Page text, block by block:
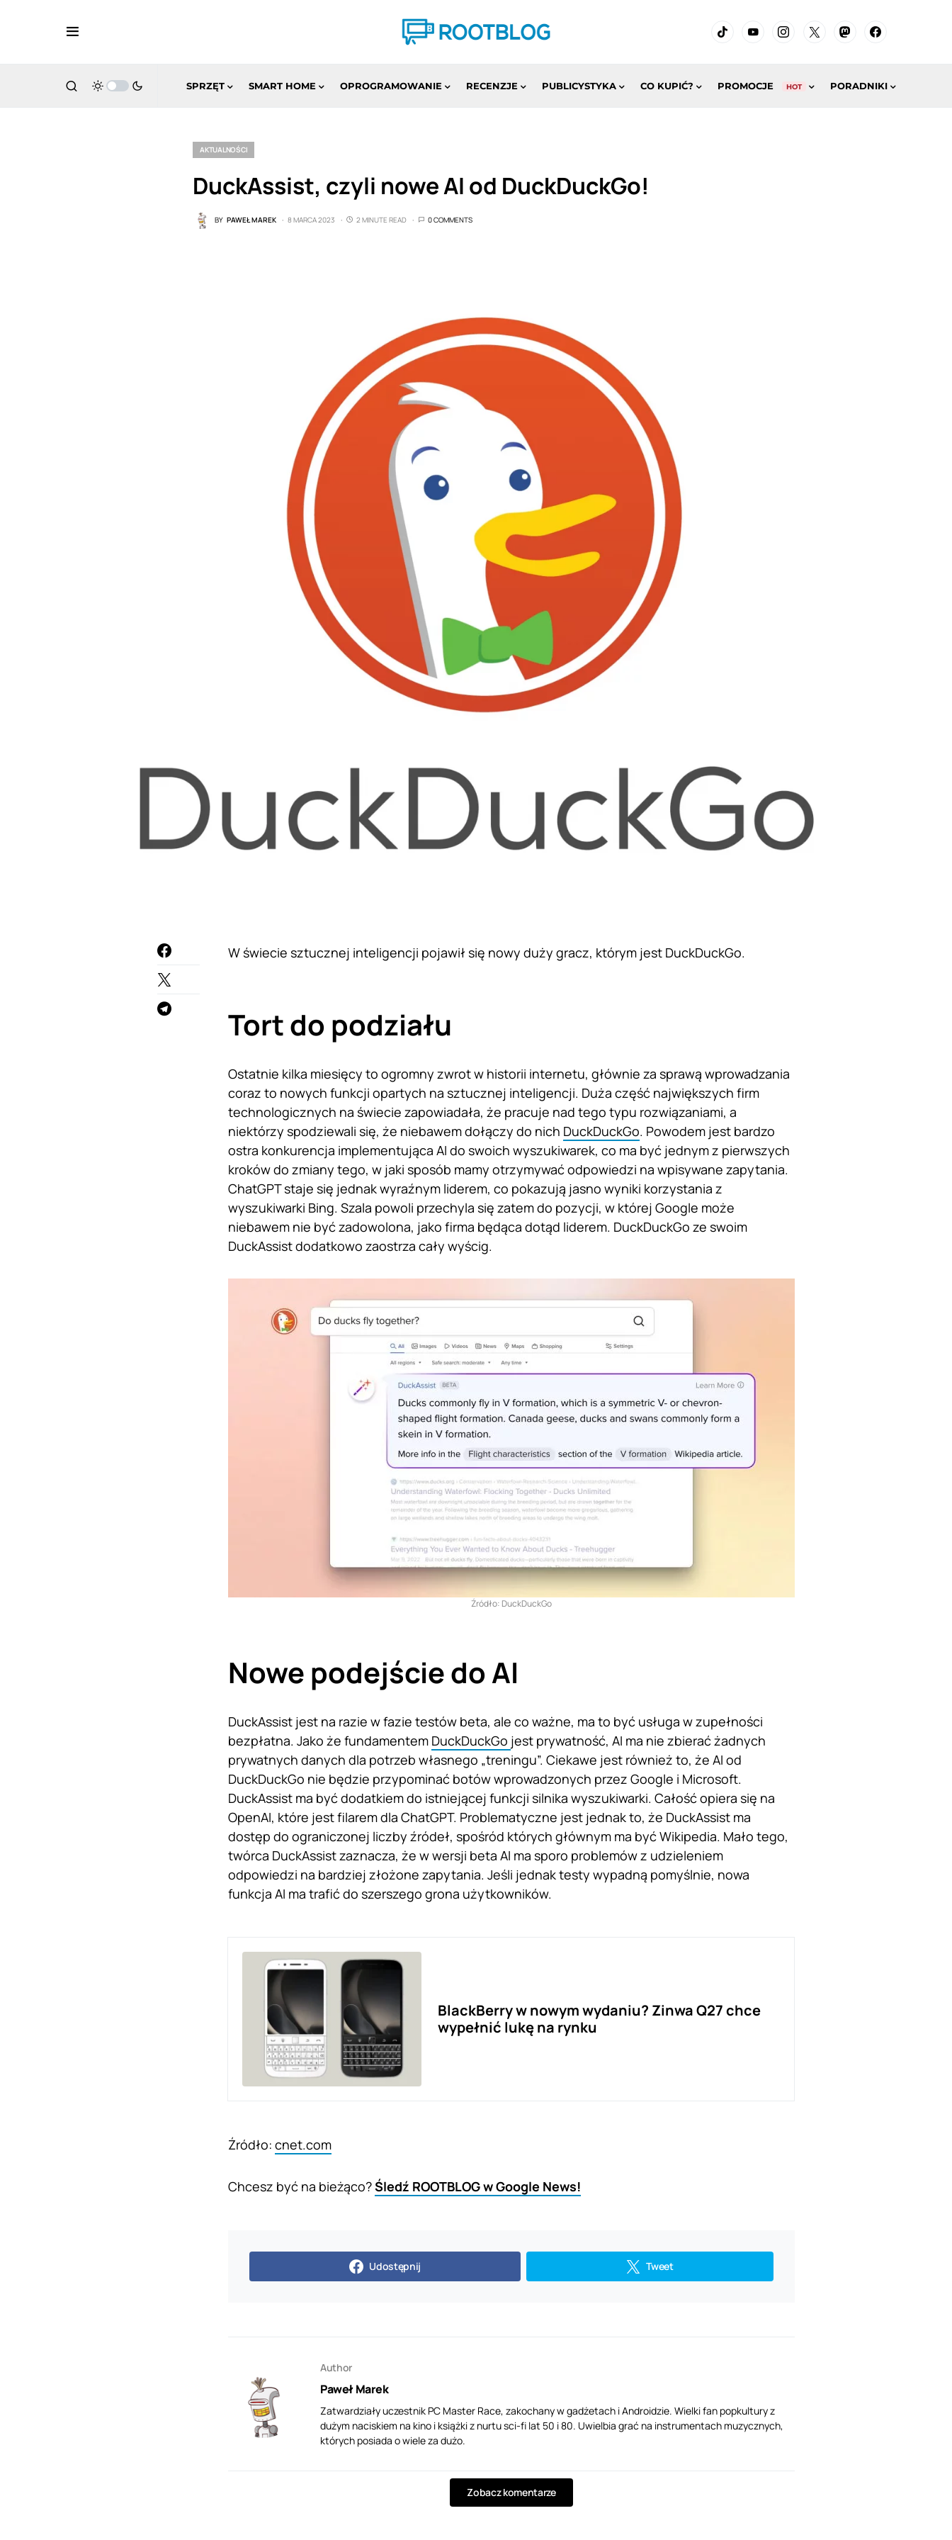
SPRZĘT SMART HOME OPROGRAMOWANIE RECENZJE PUBLICYSTYKA CO KUPIĆ? PROMOCJE HOT PORADNIKI
AKTUALNOŚCI
DuckAssist, czyli nowe AI od DuckDuckGo!
BY PAWEŁ MAREK 8 MARCA 2023 2 MINUTE READ 0 COMMENTS
W świecie sztucznej inteligencji pojawił się nowy duży gracz, którym jest DuckDuckGo.
Tort do podziału
Ostatnie kilka miesięcy to ogromny zwrot w historii internetu, głównie za sprawą wprowadzania
coraz to nowych funkcji opartych na sztucznej inteligencji. Duża część największych firm
technologicznych na świecie zapowiadała, że pracuje nad tego typu rozwiązaniami, a
niektórzy spodziewali się, że niebawem dołączy do nich DuckDuckGo. Powodem jest bardzo
ostra konkurencja implementująca AI do swoich wyszukiwarek, co ma być jednym z pierwszych
kroków do zmiany tego, w jaki sposób mamy otrzymywać odpowiedzi na wpisywane zapytania.
ChatGPT staje się jednak wyraźnym liderem, co pokazują jasno wyniki korzystania z
wyszukiwarki Bing. Szala powoli przechyla się zatem do pozycji, w której Google może
niebawem nie być zadowolona, jako firma będąca dotąd liderem. DuckDuckGo ze swoim
DuckAssist dodatkowo zaostrza cały wyścig.
Źródło: DuckDuckGo
Nowe podejście do AI
DuckAssist jest na razie w fazie testów beta, ale co ważne, ma to być usługa w zupełności
bezpłatna. Jako że fundamentem DuckDuckGo jest prywatność, AI ma nie zbierać żadnych
prywatnych danych dla potrzeb własnego „treningu”. Ciekawe jest również to, że AI od
DuckDuckGo nie będzie przypominać botów wprowadzonych przez Google i Microsoft.
DuckAssist ma być dodatkiem do istniejącej funkcji silnika wyszukiwarki. Całość opiera się na
OpenAI, które jest filarem dla ChatGPT. Problematyczne jest jednak to, że DuckAssist ma
dostęp do ograniczonej liczby źródeł, spośród których głównym ma być Wikipedia. Mało tego,
twórca DuckAssist zaznacza, że w wersji beta AI ma sporo problemów z udzieleniem
odpowiedzi na bardziej złożone zapytania. Jeśli jednak testy wypadną pomyślnie, nowa
funkcja AI ma trafić do szerszego grona użytkowników.
BlackBerry w nowym wydaniu? Zinwa Q27 chce
wypełnić lukę na rynku
Źródło: cnet.com
Chcesz być na bieżąco?Śledź ROOTBLOG w Google News!
Udostępnij Tweet
Author
Paweł Marek
Zatwardziały uczestnik PC Master Race, zakochany w gadżetach i Androidzie. Wielki fan popkultury z
dużym naciskiem na kino i książki z nurtu sci-fi lat 50 i 80. Uwielbia grać na instrumentach muzycznych,
których posiada o wiele za dużo.
Zobacz komentarze